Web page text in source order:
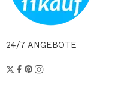
24/7 ANGEBOTE